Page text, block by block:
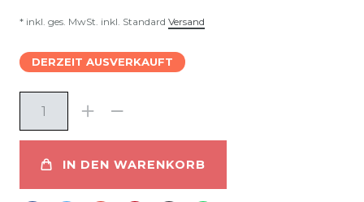
* inkl. ges. MwSt. inkl. Standard Versand
DERZEIT AUSVERKAUFT
IN DEN WARENKORB